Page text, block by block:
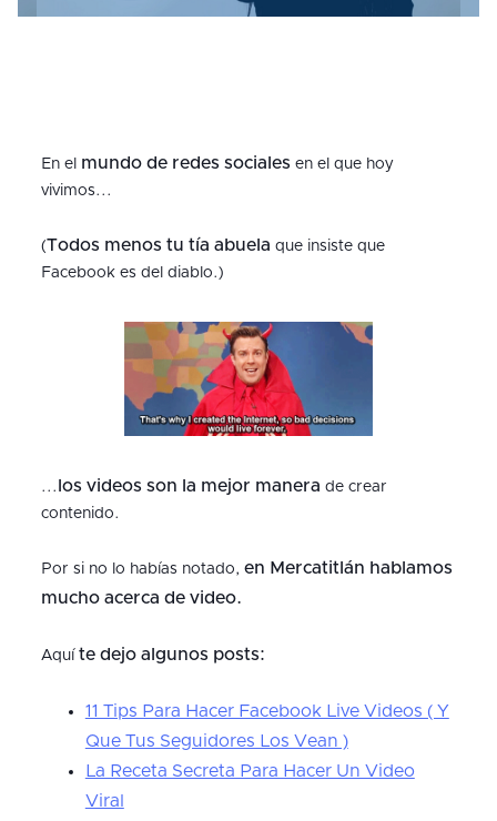
En el mundo de redes sociales en el que hoy
vivimos...
(Todos menos tu tía abuela que insiste que
Facebook es del diablo.)
... los videos son la mejor manera de crear
contenido.
Por si no lo habías notado, en Mercatitlán hablamos
mucho acerca de video.
Aquí te dejo algunos posts:
11 Tips Para Hacer Facebook Live Videos ( Y
Que Tus Seguidores Los Vean )
La Receta Secreta Para Hacer Un Video
Viral